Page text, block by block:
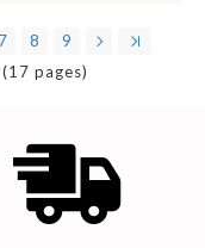
7 8
9
pages)